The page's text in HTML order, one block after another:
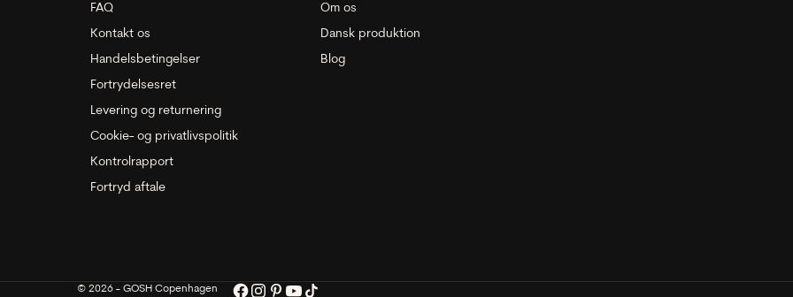
FAQ
Kontakt os
Handelsbetingelser
Fortrydelsesret
Levering og returnering
Cookie- og privatlivspolitik
Kontrolrapport
Fortryd aftale
Om os
Dansk produktion
Blog
© 2026 - GOSH Copenhagen